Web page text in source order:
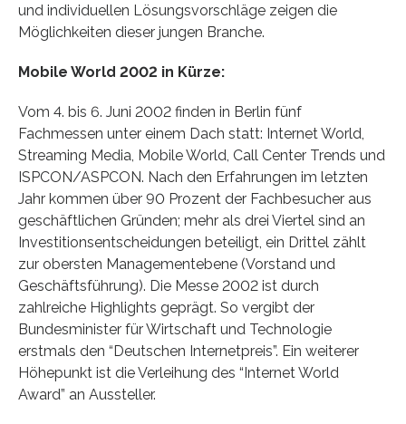
und individuellen Lösungsvorschläge zeigen die
Möglichkeiten dieser jungen Branche.
Mobile World 2002 in Kürze:
Vom 4. bis 6. Juni 2002 finden in Berlin fünf
Fachmessen unter einem Dach statt: Internet World,
Streaming Media, Mobile World, Call Center Trends und
ISPCON/ASPCON. Nach den Erfahrungen im letzten
Jahr kommen über 90 Prozent der Fachbesucher aus
geschäftlichen Gründen; mehr als drei Viertel sind an
Investitionsentscheidungen beteiligt, ein Drittel zählt
zur obersten Managementebene (Vorstand und
Geschäftsführung). Die Messe 2002 ist durch
zahlreiche Highlights geprägt. So vergibt der
Bundesminister für Wirtschaft und Technologie
erstmals den “Deutschen Internetpreis”. Ein weiterer
Höhepunkt ist die Verleihung des “Internet World
Award” an Aussteller.